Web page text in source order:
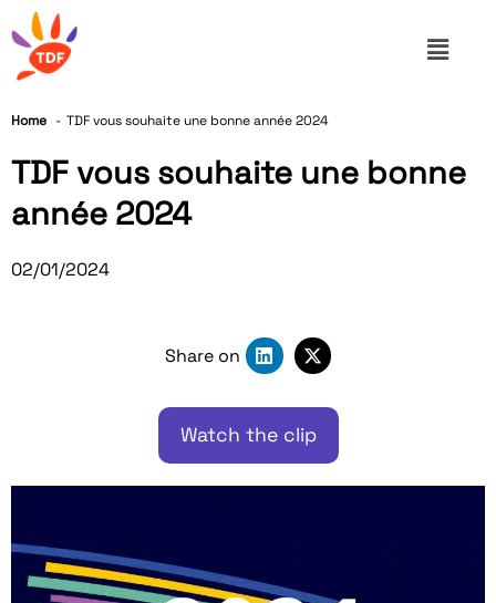
Home TDF vous souhaite une bonne année 2024
TDF vous souhaite une bonne
année 2024
02/01/2024
Share on
Watch the clip